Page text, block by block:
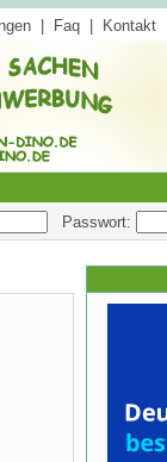
Faq Kontakt
Passwort: